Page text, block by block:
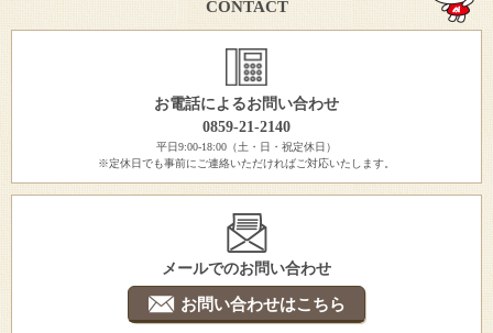
CONTACT
お電話によるお問い合わせ
0859-21-2140
平日9:00-18:00（土・日・祝定休日）
※定休日でも事前にご連絡いただければご対応いたします。
メールでのお問い合わせ
お問い合わせはこちら